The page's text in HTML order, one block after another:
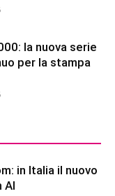
la nuova serie
per la stampa
in Italia il nuovo
AI